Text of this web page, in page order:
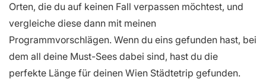
Orten, die du auf keinen Fall verpassen möchtest, und
vergleiche diese dann mit meinen
Programmvorschlägen. Wenn du eins gefunden hast, bei
dem all deine Must-Sees dabei sind, hast du die
perfekte Länge für deinen Wien Städtetrip gefunden.